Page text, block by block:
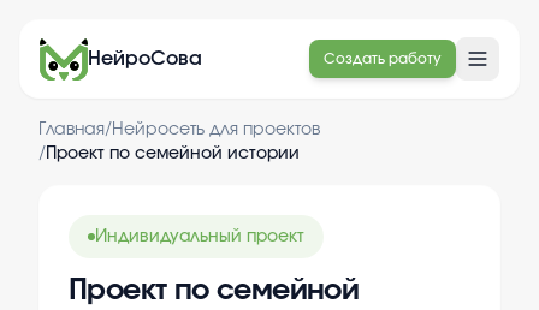
НейроСова Создать работу
Главная/ Нейросеть для проектов
/ Проект по семейной истории
Индивидуальный проект
Проект по семейной